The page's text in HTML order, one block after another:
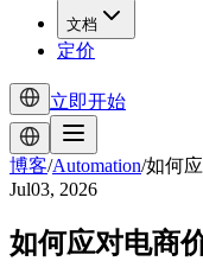
文档
定价
立即开始
博客/Automation/如何
Jul03, 2026
如何应对电商